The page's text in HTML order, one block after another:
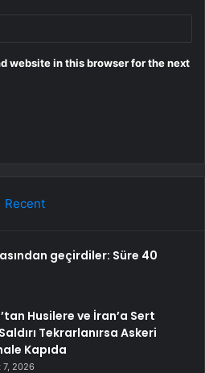
website in this browser for the next
Recent
geçirdiler: Süre 40
Husilere ve İran’a Sert
Tekrarlanırsa Askeri
Kapıda
7, 2026